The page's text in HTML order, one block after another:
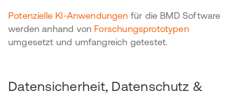
Potenzielle KI-Anwendungen für die BMD Software
werden anhand von Forschungsprototypen
umgesetzt und umfangreich getestet.
Datensicherheit, Datenschutz &